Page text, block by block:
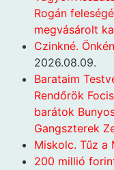
Rogán
megvásárolt
Czinkné.
2026.08.09.
Barataim
Rendőrök
barátok
Gangszterek
Miskolc. Tűz a
200 millió